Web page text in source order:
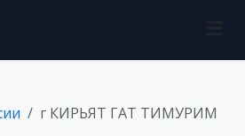
г КИРЬЯТ ГАТ ТИМУРИМ